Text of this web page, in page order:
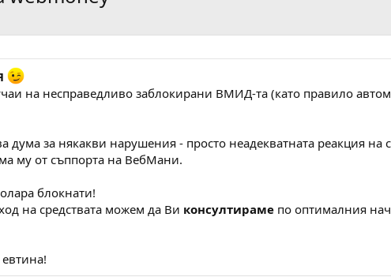
на несправедливо заблокирани ВМИД-та (като правило
дума за някакви нарушения - просто неадекватната реакция
му от съппорта на ВебМани.
блокнати!
на средствата можем да Ви консултираме по оптималния